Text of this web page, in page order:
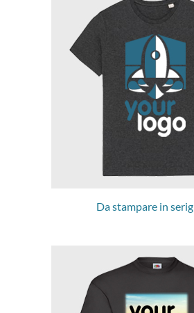
Da stampare in